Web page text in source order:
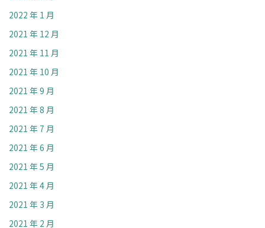
2022 年 1 月
2021 年 12 月
2021 年 11 月
2021 年 10 月
2021 年 9 月
2021 年 8 月
2021 年 7 月
2021 年 6 月
2021 年 5 月
2021 年 4 月
2021 年 3 月
2021 年 2 月